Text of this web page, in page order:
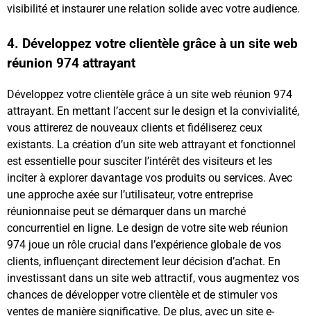
visibilité et instaurer une relation solide avec votre audience.
4. Développez votre clientèle grâce à un site web
réunion 974 attrayant
Développez votre clientèle grâce à un site web réunion 974
attrayant. En mettant l’accent sur le design et la convivialité,
vous attirerez de nouveaux clients et fidéliserez ceux
existants. La création d’un site web attrayant et fonctionnel
est essentielle pour susciter l’intérêt des visiteurs et les
inciter à explorer davantage vos produits ou services. Avec
une approche axée sur l’utilisateur, votre entreprise
réunionnaise peut se démarquer dans un marché
concurrentiel en ligne. Le design de votre site web réunion
974 joue un rôle crucial dans l’expérience globale de vos
clients, influençant directement leur décision d’achat. En
investissant dans un site web attractif, vous augmentez vos
chances de développer votre clientèle et de stimuler vos
ventes de manière significative. De plus, avec un site e-